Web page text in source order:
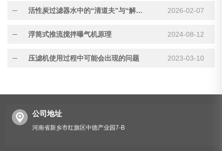
活性炭过滤器水中的“清道夫”与“解毒师” 2026-02-07
浮筒式推流搅拌曝气机原理 2024-08-12
压滤机使用过程中可能会出现的问题 2023-03-10
公司地址
河南省新乡市红旗区中德产业园7-B